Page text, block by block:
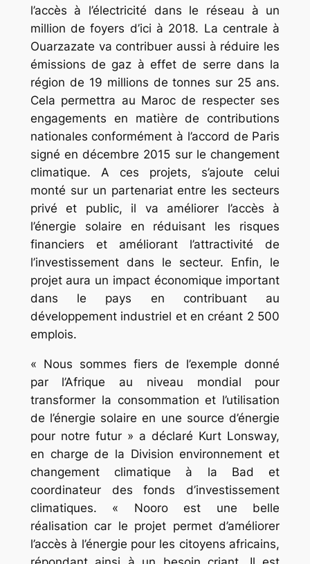
l’accès à l’électricité dans le réseau à un
million de foyers d’ici à 2018. La centrale à
Ouarzazate va contribuer aussi à réduire les
émissions de gaz à effet de serre dans la
région de 19 millions de tonnes sur 25 ans.
Cela permettra au Maroc de respecter ses
engagements en matière de contributions
nationales conformément à l’accord de Paris
signé en décembre 2015 sur le changement
climatique. A ces projets, s’ajoute celui
monté sur un partenariat entre les secteurs
privé et public, il va améliorer l’accès à
l’énergie solaire en réduisant les risques
financiers et améliorant l’attractivité de
l’investissement dans le secteur. Enfin, le
projet aura un impact économique important
dans le pays en contribuant au
développement industriel et en créant 2 500
emplois.
« Nous sommes fiers de l’exemple donné
par l’Afrique au niveau mondial pour
transformer la consommation et l’utilisation
de l’énergie solaire en une source d’énergie
pour notre futur » a déclaré Kurt Lonsway,
en charge de la Division environnement et
changement climatique à la Bad et
coordinateur des fonds d’investissement
climatiques. « Nooro est une belle
réalisation car le projet permet d’améliorer
l’accès à l’énergie pour les citoyens africains,